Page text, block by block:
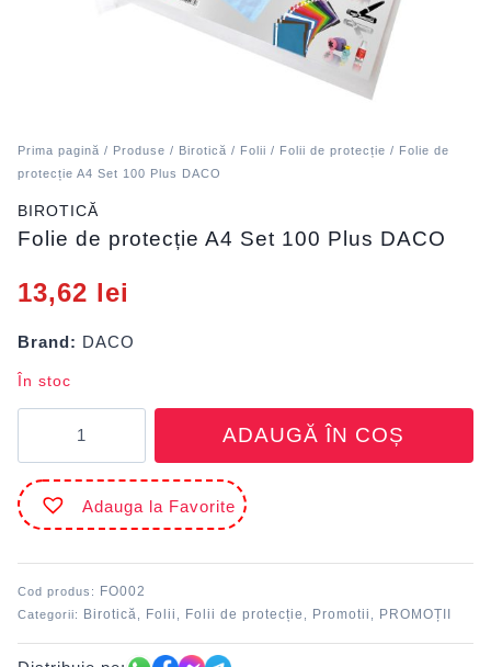
Prima pagină / Produse / Birotică / Folii / Folii de protecție / Folie de
protecție A4 Set 100 Plus DACO
BIROTICĂ
Folie de protecție A4 Set 100 Plus DACO
13,62 lei
Brand: DACO
În stoc
de
protecție
A4
Set
DACO
ADAUGĂ ÎN COȘ
Adauga la Favorite
Cod produs: FO002
Categorii: Birotică Folii Folii de protecție Promotii PROMOȚII